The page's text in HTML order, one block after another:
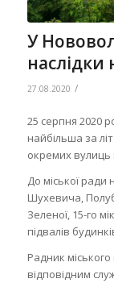
У
наслідки
27.08.2020 /
25 серпня 2020
найбільша за
окремих вулиць
До міської ради
Шухевича,
Зеленої, 15-го
підвалів
Радник
відповідним